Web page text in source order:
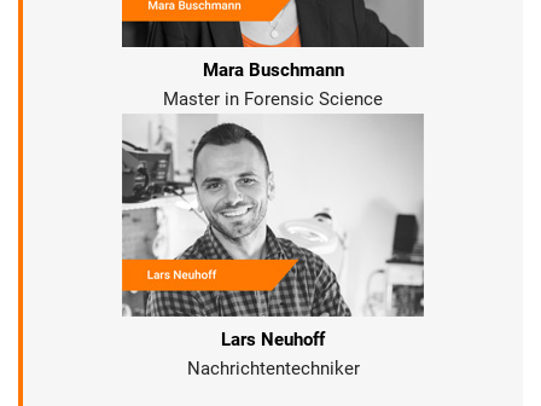
Mara Buschmann
Master in Forensic Science
Lars Neuhoff
Nachrichtentechniker